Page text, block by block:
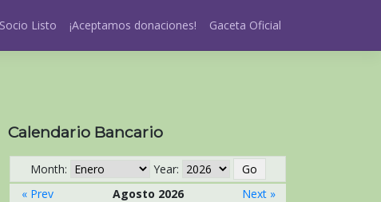
Listo ¡Aceptamos donaciones! Gaceta Oficial
Calendario Bancario
Month:
Year:
« Prev
Agosto 2026 Next »